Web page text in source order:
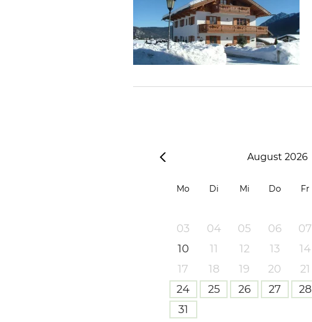
August 2026
Mo Di Mi Do Fr
03
04 05 06 07
10
11 12 13 14
17
18 19 20 21
24
25 26 27 28
31